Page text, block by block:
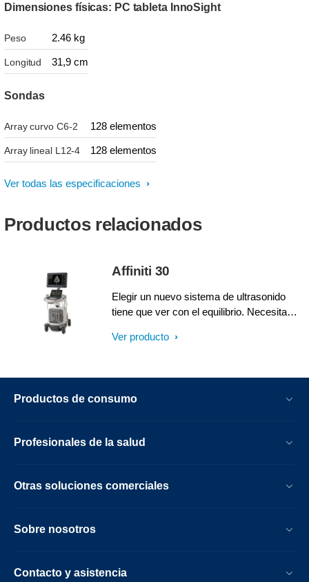
Dimensiones físicas: PC tableta InnoSight
Peso 2.46 kg
Longitud 31,9 cm
Sondas
Array curvo C6-2 128 elementos
Array lineal L12-4 128 elementos
Ver todas las especificaciones
Productos relacionados
Affiniti 30
Elegir un nuevo sistema de ultrasonido
tiene que ver con el equilibrio. Necesita
rápidamente, una interfaz de usuario
más reciente.
Ver producto
Productos de consumo
Profesionales de la salud
Otras soluciones comerciales
Sobre nosotros
Contacto y asistencia